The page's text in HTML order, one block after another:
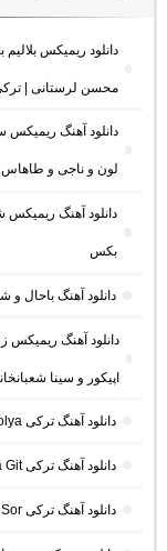
دانلود ریمیکس
محسن لرستانی |
دانلود آهنگ
لون و ناجی و طاهاس
دانلود آهنگ ریمیکس
بکس
دانلود آهنگ باحال و
اپیکور و سینا
دانلود آهنگ ترکی Ah Be Manolya از بوراک بولوت
دانلود آهنگ ترکی Topla Git از کورتولوش کوش
دانلود آهنگ ترکی Kalbine Sor از Bahadır Macit و Tunahan Sakar